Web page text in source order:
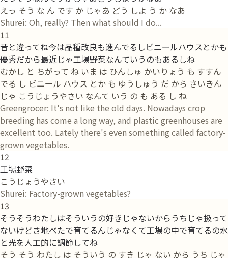
えっ そう な ん です か じゃあ どう しよ う か なあ
Shurei: Oh, really? Then what should I do...
11
昔と違ってね今は品種改良も進んでるしビニールハウスとかも
優秀だから最近じゃ工場野菜なんていうのもあるしね
むかし と ちがって ね いま は ひんしゅ かいりょう も すすん
でる し ビニール ハウス とか も ゆうしゅう だ から さいきん
じゃ こうじょうやさい なんて いう の も ある し ね
Greengrocer: It's not like the old days. Nowadays crop
breeding has come a long way, and plastic greenhouses are
excellent too. Lately there's even something called factory-
grown vegetables.
12
工場野菜
こうじょうやさい
Shurei: Factory-grown vegetables?
13
そうそうわたしはそういうの好きじゃないからうちじゃ扱って
ないけどさ地べたで育てるんじゃなくて工場の中で育てるの水
と光を人工的に調節してね
そう そう わたし は そういう の すき じゃ ない から うち じゃ